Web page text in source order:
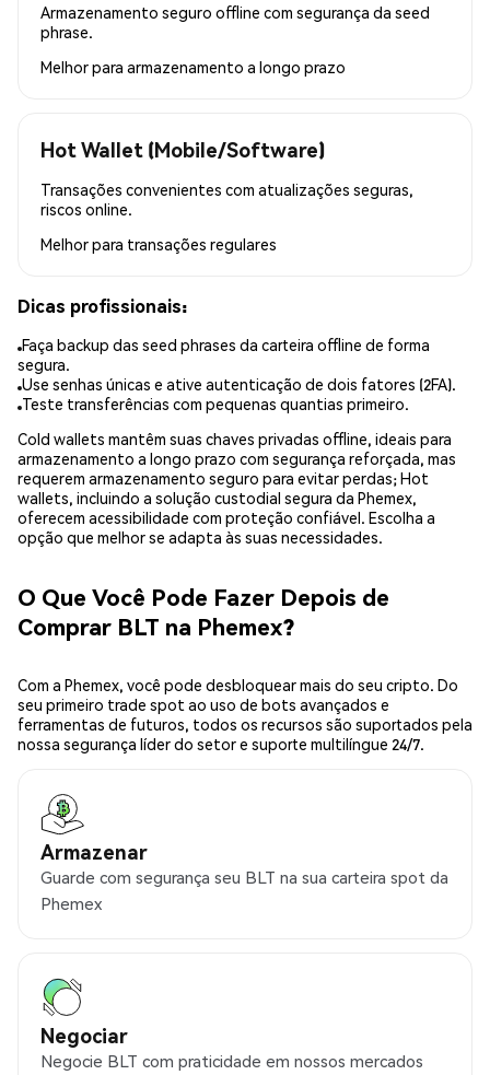
Armazenamento seguro offline com segurança da seed
phrase.
Melhor para armazenamento a longo prazo
Hot Wallet (Mobile/Software)
Transações convenientes com atualizações seguras,
riscos online.
Melhor para transações regulares
Dicas profissionais:
Faça backup das seed phrases da carteira offline de forma
segura.
Use senhas únicas e ative autenticação de dois fatores (2FA).
Teste transferências com pequenas quantias primeiro.
Cold wallets mantêm suas chaves privadas offline, ideais para
armazenamento a longo prazo com segurança reforçada, mas
requerem armazenamento seguro para evitar perdas; Hot
wallets, incluindo a solução custodial segura da Phemex,
oferecem acessibilidade com proteção confiável. Escolha a
opção que melhor se adapta às suas necessidades.
O Que Você Pode Fazer Depois de
Comprar BLT na Phemex?
Com a Phemex, você pode desbloquear mais do seu cripto. Do
seu primeiro trade spot ao uso de bots avançados e
ferramentas de futuros, todos os recursos são suportados pela
nossa segurança líder do setor e suporte multilíngue 24/7.
Armazenar
Guarde com segurança seu BLT na sua carteira spot da
Phemex
Negociar
Negocie BLT com praticidade em nossos mercados